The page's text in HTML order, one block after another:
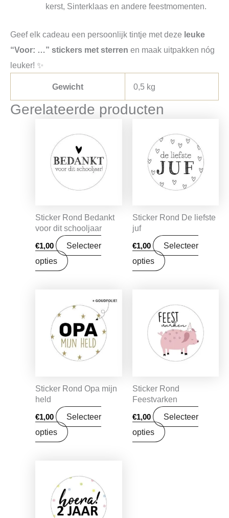
kerst, Sinterklaas en andere feestmomenten.
Geef elk cadeau een persoonlijk tintje met deze leuke
“Voor: …” stickers met sterren en maak uitpakken nóg
leuker! ✨
Gewicht 0,5 kg
Gerelateerde producten
Sticker Rond Bedankt
voor dit schooljaar
€1,00
Selecteer
opties
Sticker Rond De liefste
juf
€1,00
Selecteer
opties
Sticker Rond Opa mijn
held
€1,00
Selecteer
opties
Sticker Rond
Feestvarken
€1,00
Selecteer
opties